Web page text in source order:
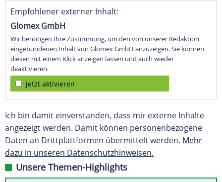
Empfohlener externer Inhalt:
Glomex GmbH
Wir benötigen Ihre Zustimmung, um den von unserer Redaktion
eingebundenen Inhalt von Glomex GmbH anzuzeigen. Sie können
diesen mit einem Klick anzeigen lassen und auch wieder
deaktivieren.
jetzt aktivieren
Ich bin damit einverstanden, dass mir externe Inhalte
angezeigt werden. Damit können personenbezogene
Daten an Drittplattformen übermittelt werden. Mehr
dazu in unseren Datenschutzhinweisen.
Unsere Themen-Highlights